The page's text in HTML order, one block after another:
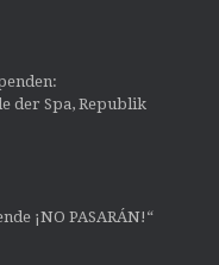
der Spa, Republik
¡NO PASARÁN!“